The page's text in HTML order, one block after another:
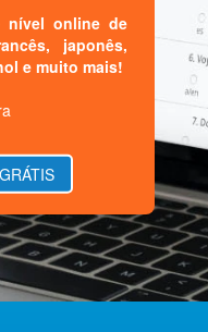
nível online de
japonês,
e muito mais!